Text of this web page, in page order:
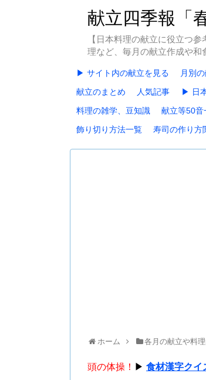
献立四季報「
【日本料理の献立に役立つ
理など、毎月の献立作成や和
▶ サイト内の献立を見る 月別
献立のまとめ
人気記事 ▶ 日
料理の雑学、豆知識
献立等50音
飾り切り方法一覧
寿司の作り方
ホーム 各月の献立や料
頭の体操！ ▶ 食材漢字クイ